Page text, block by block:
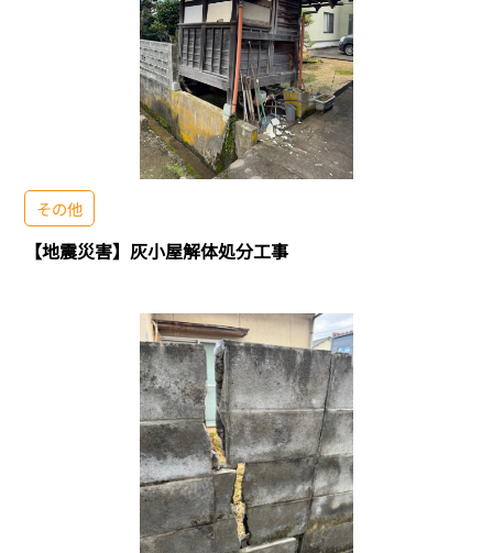
その他
【地震災害】灰小屋解体処分工事